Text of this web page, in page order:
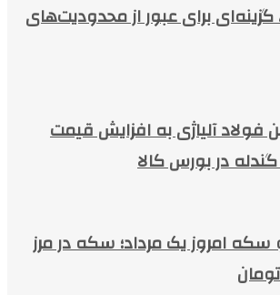
گزینه‌ای برای عبور از محدودیت‌های
فولاد آلیاژی به افزایش قیمت
در بورس کالا
امروز یک مرداد؛ سکه در مرز